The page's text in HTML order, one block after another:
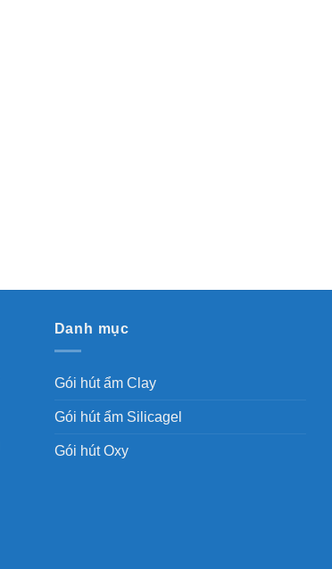
Danh mục
Gói hút ẩm Clay
Gói hút ẩm Silicagel
Gói hút Oxy